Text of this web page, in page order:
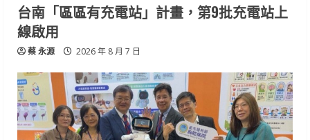
台南「區區有充電站」計畫，第9批充電站上
線啟用
蔡 永源 2026 年 8 月 7 日